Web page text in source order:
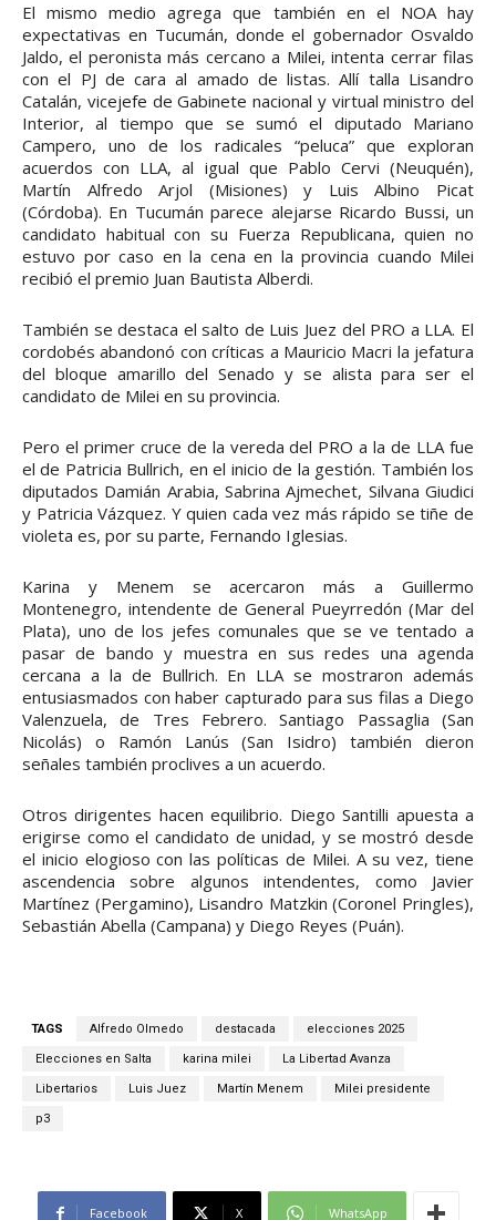
El mismo medio agrega que también en el NOA hay
expectativas en Tucumán, donde el gobernador Osvaldo
Jaldo, el peronista más cercano a Milei, intenta cerrar filas
con el PJ de cara al amado de listas. Allí talla Lisandro
Catalán, vicejefe de Gabinete nacional y virtual ministro del
Interior, al tiempo que se sumó el diputado Mariano
Campero, uno de los radicales “peluca” que exploran
acuerdos con LLA, al igual que Pablo Cervi (Neuquén),
Martín Alfredo Arjol (Misiones) y Luis Albino Picat
(Córdoba). En Tucumán parece alejarse Ricardo Bussi, un
candidato habitual con su Fuerza Republicana, quien no
estuvo por caso en la cena en la provincia cuando Milei
recibió el premio Juan Bautista Alberdi.
También se destaca el salto de Luis Juez del PRO a LLA. El
cordobés abandonó con críticas a Mauricio Macri la jefatura
del bloque amarillo del Senado y se alista para ser el
candidato de Milei en su provincia.
Pero el primer cruce de la vereda del PRO a la de LLA fue
el de Patricia Bullrich, en el inicio de la gestión. También los
diputados Damián Arabia, Sabrina Ajmechet, Silvana Giudici
y Patricia Vázquez. Y quien cada vez más rápido se tiñe de
violeta es, por su parte, Fernando Iglesias.
Karina y Menem se acercaron más a Guillermo
Montenegro, intendente de General Pueyrredón (Mar del
Plata), uno de los jefes comunales que se ve tentado a
pasar de bando y muestra en sus redes una agenda
cercana a la de Bullrich. En LLA se mostraron además
entusiasmados con haber capturado para sus filas a Diego
Valenzuela, de Tres Febrero. Santiago Passaglia (San
Nicolás) o Ramón Lanús (San Isidro) también dieron
señales también proclives a un acuerdo.
Otros dirigentes hacen equilibrio. Diego Santilli apuesta a
erigirse como el candidato de unidad, y se mostró desde
el inicio elogioso con las políticas de Milei. A su vez, tiene
ascendencia sobre algunos intendentes, como Javier
Martínez (Pergamino), Lisandro Matzkin (Coronel Pringles),
Sebastián Abella (Campana) y Diego Reyes (Puán).
TAGS Alfredo Olmedo destacada elecciones 2025
Elecciones en Salta karina milei La Libertad Avanza
Libertarios Luis Juez Martín Menem Milei presidente
p3
Facebook X WhatsApp